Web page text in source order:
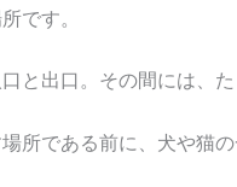
です。
と出口。その間には、た
所である前に、犬や猫